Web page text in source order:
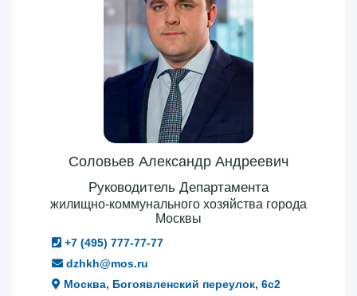
Соловьев Александр Андреевич
Руководитель Департамента
жилищно-коммунального хозяйства города
Москвы
+7 (495) 777-77-77
dzhkh@mos.ru
Москва, Богоявленский переулок, 6с2